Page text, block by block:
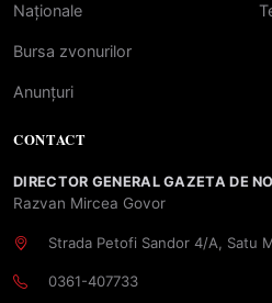
Naționale
Bursa zvonurilor
Anunțuri
CONTACT
DIRECTOR GENERAL GAZETA DE
Razvan Mircea Govor
Strada Petofi Sandor 4/A, Satu
0361-407733